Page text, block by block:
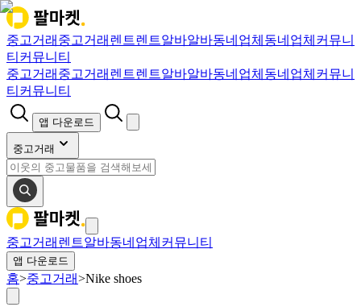
중고거래 중고거래 렌트렌트알바알바동네업체 동네업체 커뮤니
티 커뮤니티
중고거래 중고거래 렌트렌트알바알바동네업체 동네업체 커뮤니
티 커뮤니티
앱 다운로드
중고거래
중고거래 렌트알바동네업체 커뮤니티
앱 다운로드
홈>중고거래>Nike shoes